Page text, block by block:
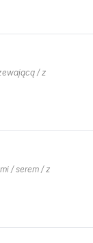
/ z
/ serem / z